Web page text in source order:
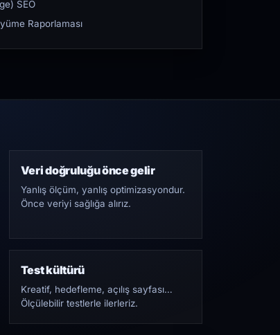
SEO
Raporlaması
Veri doğruluğu önce gelir
Yanlış ölçüm, yanlış optimizasyondur.
Önce veriyi sağlığa alırız.
Test kültürü
Kreatif, hedefleme, açılış sayfası…
Ölçülebilir testlerle ilerleriz.